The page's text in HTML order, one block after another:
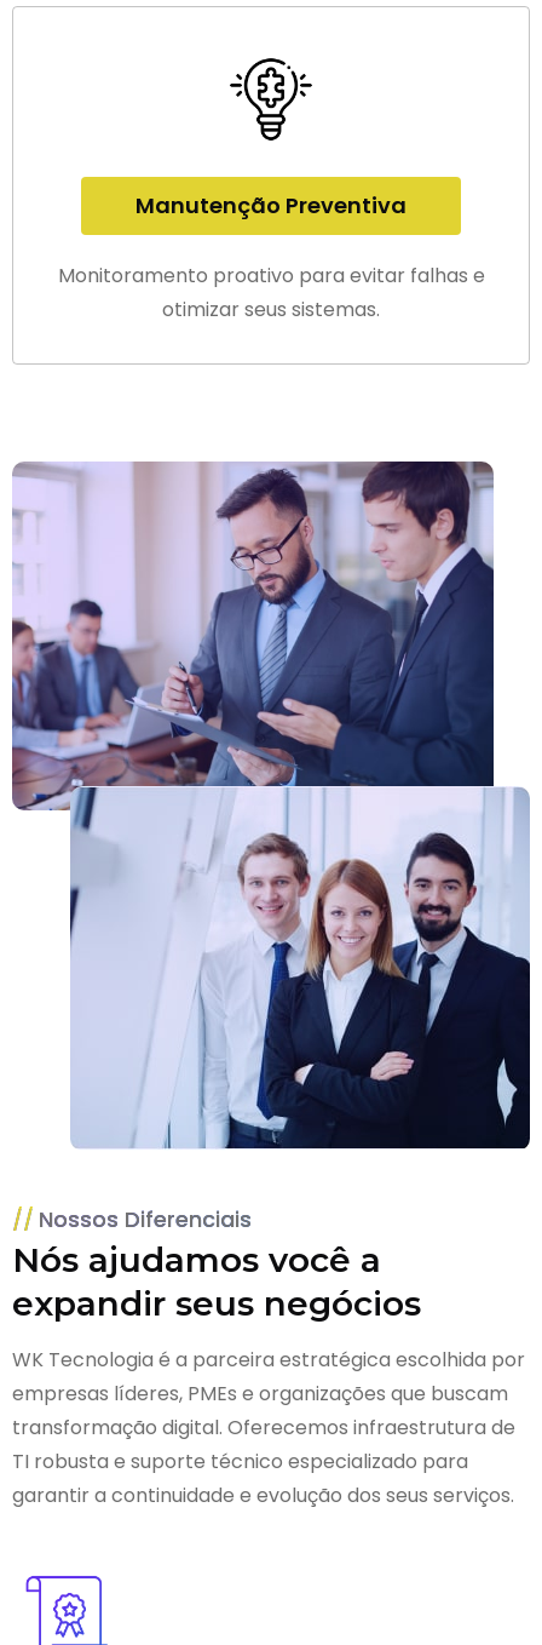
Manutenção Preventiva
Monitoramento proativo para evitar falhas e
otimizar seus sistemas.
Nossos Diferenciais
Nós ajudamos você a
expandir seus negócios
WK Tecnologia é a parceira estratégica escolhida por
empresas líderes, PMEs e organizações que buscam
transformação digital. Oferecemos infraestrutura de
TI robusta e suporte técnico especializado para
garantir a continuidade e evolução dos seus serviços.